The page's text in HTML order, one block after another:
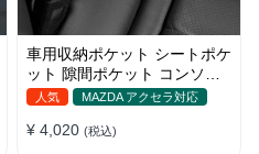
車用収納ポケット シートポケ
ット 隙間ポケット コンソー
ルボックス カー用品
人気 MAZDA アクセラ対応
¥ 4,020 (税込)